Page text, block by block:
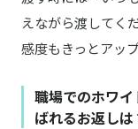
野菜をMOTTO
おまかせスー
Komons／コモン
えながら渡してく
感度もきっとアッ
職場でのホワ
ばれるお返しは